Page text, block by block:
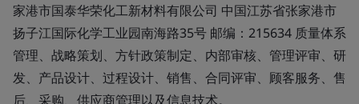
家港市国泰华荣化工新材料有限公司 中国江苏省张家港市
扬子江国际化学工业园南海路35号 邮编：215634 质量体系
管理、战略策划、方针政策制定、内部审核、管理评审、研
发、产品设计、过程设计、销售、合同评审、顾客服务、售
后、采购、供应商管理以及信息技术。